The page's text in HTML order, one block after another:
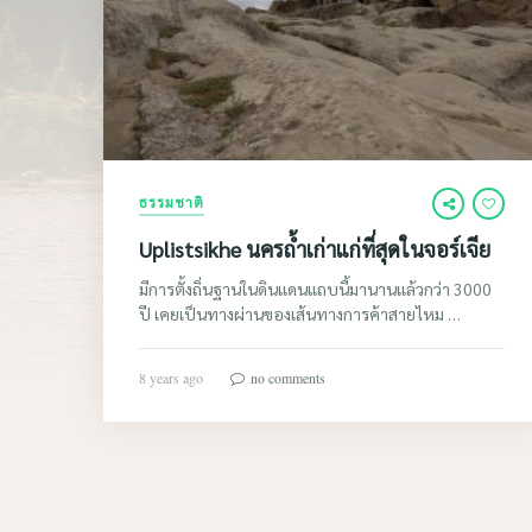
ธรรมชาติ
Uplistsikhe นครถ้ำเก่าแก่ที่สุดในจอร์เจีย
มีการตั้งถิ่นฐานในดินแดนแถบนี้มานานแล้วกว่า 3000
ปี เคยเป็นทางผ่านของเส้นทางการค้าสายไหม …
8 years ago no comments